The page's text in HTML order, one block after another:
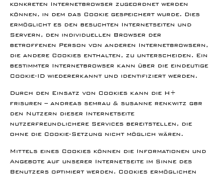
konkreten Internetbrowser zugeordnet werden
können, in dem das Cookie gespeichert wurde. Dies
ermöglicht es den besuchten Internetseiten und
Servern, den individuellen Browser der
betroffenen Person von anderen Internetbrowsern,
die andere Cookies enthalten, zu unterscheiden. Ein
bestimmter Internetbrowser kann über die eindeutige
Cookie-ID wiedererkannt und identifiziert werden.
Durch den Einsatz von Cookies kann die H+
frisuren – andreas semrau & susanne renkwitz gbr
den Nutzern dieser Internetseite
nutzerfreundlichere Services bereitstellen, die
ohne die Cookie-Setzung nicht möglich wären.
Mittels eines Cookies können die Informationen und
Angebote auf unserer Internetseite im Sinne des
Benutzers optimiert werden. Cookies ermöglichen